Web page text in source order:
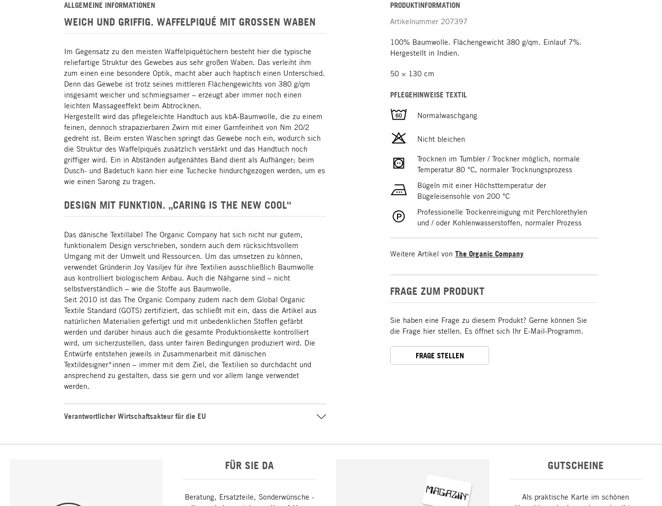
ALLGEMEINE INFORMATIONEN
WEICH UND GRIFFIG. WAFFELPIQUÉ MIT GROSSEN WABEN
Im Gegensatz zu den meisten Waffelpiquétüchern besteht hier die typische
reliefartige Struktur des Gewebes aus sehr großen Waben. Das verleiht ihm
zum einen eine besondere Optik, macht aber auch haptisch einen Unterschied.
Denn das Gewebe ist trotz seines mittleren Flächengewichts von 380 g/qm
insgesamt weicher und schmiegsamer – erzeugt aber immer noch einen
leichten Massageeffekt beim Abtrocknen.
Hergestellt wird das pflegeleichte Handtuch aus kbA-Baumwolle, die zu einem
feinen, dennoch strapazierbaren Zwirn mit einer Garnfeinheit von Nm 20/2
gedreht ist. Beim ersten Waschen springt das Gewebe noch ein, wodurch sich
die Struktur des Waffelpiqués zusätzlich verstärkt und das Handtuch noch
griffiger wird. Ein in Abständen aufgenähtes Band dient als Aufhänger; beim
Dusch- und Badetuch kann hier eine Tuchecke hindurchgezogen werden, um es
wie einen Sarong zu tragen.
DESIGN MIT FUNKTION. „CARING IS THE NEW COOL“
Das dänische Textillabel The Organic Company hat sich nicht nur gutem,
funktionalem Design verschrieben, sondern auch dem rücksichtsvollem
Umgang mit der Umwelt und Ressourcen. Um das umsetzen zu können,
verwendet Gründerin Joy Vasiljev für ihre Textilien ausschließlich Baumwolle
aus kontrolliert biologischem Anbau. Auch die Nähgarne sind – nicht
selbstverständlich – wie die Stoffe aus Baumwolle.
Seit 2010 ist das The Organic Company zudem nach dem Global Organic
Textile Standard (GOTS) zertifiziert, das schließt mit ein, dass die Artikel aus
natürlichen Materialien gefertigt und mit unbedenklichen Stoffen gefärbt
werden und darüber hinaus auch die gesamte Produktionskette kontrolliert
wird, um sicherzustellen, dass unter fairen Bedingungen produziert wird. Die
Entwürfe entstehen jeweils in Zusammenarbeit mit dänischen
Textildesigner*innen – immer mit dem Ziel, die Textilien so durchdacht und
ansprechend zu gestalten, dass sie gern und vor allem lange verwendet
werden.
Verantwortlicher Wirtschaftsakteur für die EU
PRODUKTINFORMATION
Artikelnummer 207397
100% Baumwolle. Flächengewicht 380 g/qm. Einlauf 7%.
Hergestellt in Indien.
50 × 130 cm
PFLEGEHINWEISE TEXTIL
Normalwaschgang
Nicht bleichen
Trocknen im Tumbler / Trockner möglich, normale
Temperatur 80 °C, normaler Trocknungsprozess
Bügeln mit einer Höchsttemperatur der
Bügeleisensohle von 200 °C
Professionelle Trockenreinigung mit Perchlorethylen
und / oder Kohlenwasserstoffen, normaler Prozess
Weitere Artikel von The Organic Company
FRAGE ZUM PRODUKT
Sie haben eine Frage zu diesem Produkt? Gerne können Sie
die Frage hier stellen. Es öffnet sich Ihr E-Mail-Programm.
FRAGE STELLEN
FÜR SIE DA
Beratung, Ersatzteile, Sonderwünsche -
GUTSCHEINE
Als praktische Karte im schönen